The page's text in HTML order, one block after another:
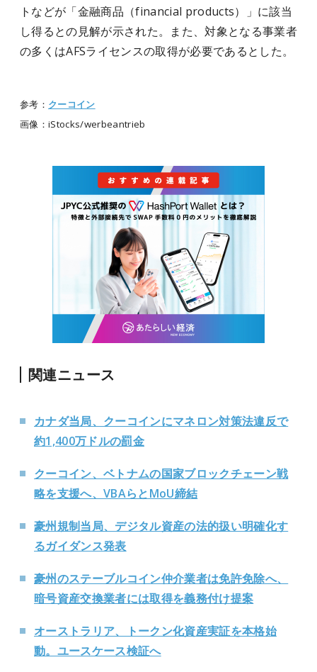
トなどが「金融商品（financial products）」に該当
し得るとの見解が示された。また、対象となる事業者
の多くはAFSライセンスの取得が必要であるとした。
参考： クーコイン
画像：iStocks/werbeantrieb
関連ニュース
カナダ当局、クーコインにマネロン対策法違反で
約1,400万ドルの罰金
クーコイン、ベトナムの国家ブロックチェーン戦
略を支援へ、VBAらとMoU締結
豪州規制当局、デジタル資産の法的扱い明確化す
るガイダンス発表
豪州のステーブルコイン仲介業者は免許免除へ、
暗号資産交換業者には取得を義務付け提案
オーストラリア、トークン化資産実証を本格始
動。ユースケース検証へ